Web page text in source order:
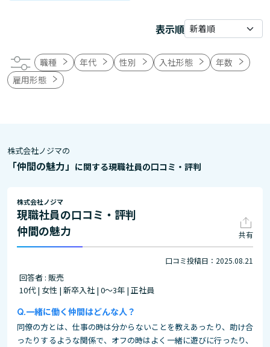
表示順
職種 年代 性別 入社形態
年数
雇用形態
株式会社ノジマの
「仲間の魅力」 に関する現職社員の口コミ・評判
株式会社ノジマ
現職社員の口コミ・評判
仲間の魅力
共有
口コミ投稿日：2025.08.21
回答者 : 販売
10代 | 女性 | 新卒入社 | 0～3年 | 正社員
一緒に働く仲間はどんな人？
同僚の方とは、仕事の時は分からないことを教えあったり、助け合
ったりするような関係で、オフの時はよく一緒に遊びに行ったり、